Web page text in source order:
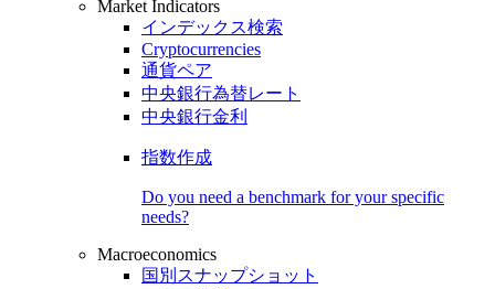
Market Indicators
インデックス検索
Cryptocurrencies
通貨ペア
中央銀行為替レート
中央銀行金利
指数作成
Do you need a benchmark for your specific
needs?
Macroeconomics
国別スナップショット